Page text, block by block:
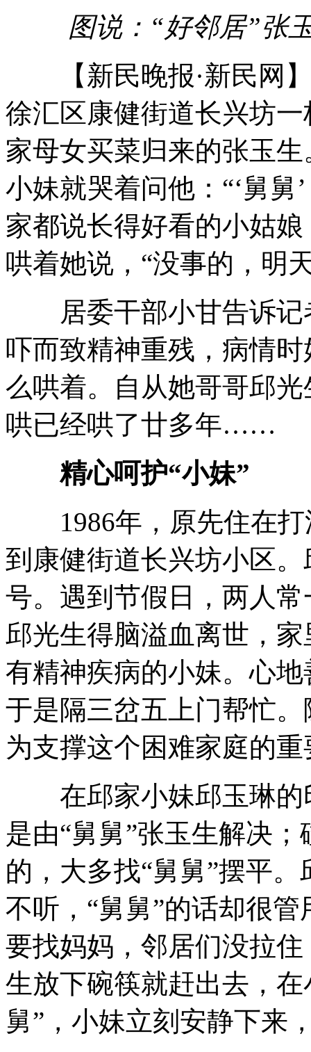
图说：“好邻居”张
【新民晚报·新民网】
徐汇区康健街道长兴坊
家母女买菜归来的张玉
小妹就哭着问他：“‘舅
家都说长得好看的小姑
哄着她说，“没事的，明
居委干部小甘告诉记
吓而致精神重残，病情
么哄着。自从她哥哥邱
哄已经哄了廿多年……
精心呵护“小妹”
1986年，原先住在打
到康健街道长兴坊小区
号。遇到节假日，两人
邱光生得脑溢血离世，
有精神疾病的小妹。心
于是隔三岔五上门帮忙
为支撑这个困难家庭的重
在邱家小妹邱玉琳的
是由“舅舅”张玉生解决
的，大多找“舅舅”摆平
不听，“舅舅”的话却很
要找妈妈，邻居们没拉
生放下碗筷就赶出去，
舅”，小妹立刻安静下来